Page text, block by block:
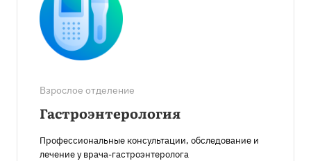
Взрослое отделение
Гастроэнтерология
Профессиональные консультации, обследование и
лечение у врача-гастроэнтеролога